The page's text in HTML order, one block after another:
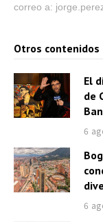
r
e
u
d
o
correo a:
Otros contenidos
El
de
6
6